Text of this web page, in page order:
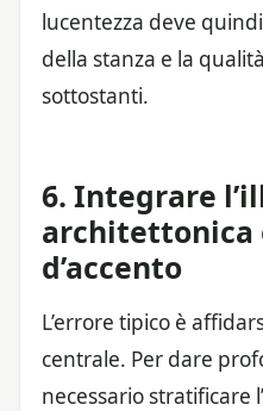
lucentezza deve
della stanza e la
sottostanti.
6. Integrare
architettonica
d’accento
L’errore tipico è
centrale. Per dare
necessario stratificare